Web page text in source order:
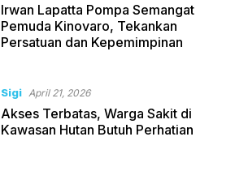
Irwan Lapatta Pompa Semangat
Pemuda Kinovaro, Tekankan
Persatuan dan Kepemimpinan
Sigi April 21, 2026
Akses Terbatas, Warga Sakit di
Kawasan Hutan Butuh Perhatian